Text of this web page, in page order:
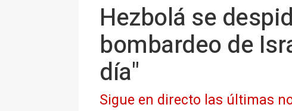
Hezbolá se
bombardeo de
día"
Sigue en directo las últimas